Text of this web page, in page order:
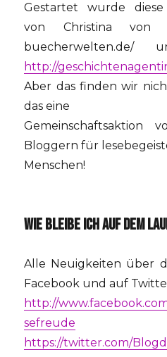
Gestartet wurde diese
von Christina von
buecherwelten.de/
http://
Aber das finden wir
das eine
Gemeinschaftsaktion
Bloggern für
Menschen!
WIE BLEIBE ICH AUF DEM
Alle Neuigkeiten über
Facebook und auf
http://
sefreude
https://twitter.com/